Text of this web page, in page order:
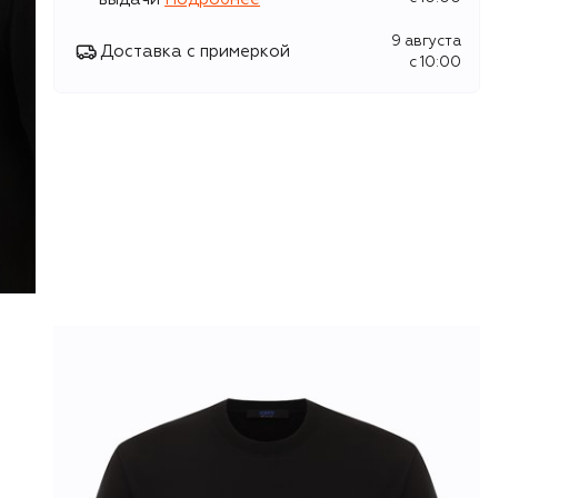
Доставка с примеркой
9 августа
c 10:00